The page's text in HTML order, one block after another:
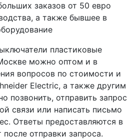
заказов от 50 евро
а также бывшее в
пластиковые
можно оптом и в
вопросов по стоимости и
Electric, а также другим
позвонить, отправить запрос
связи или написать письмо
Ответы предоставляются в
отправки запроса.